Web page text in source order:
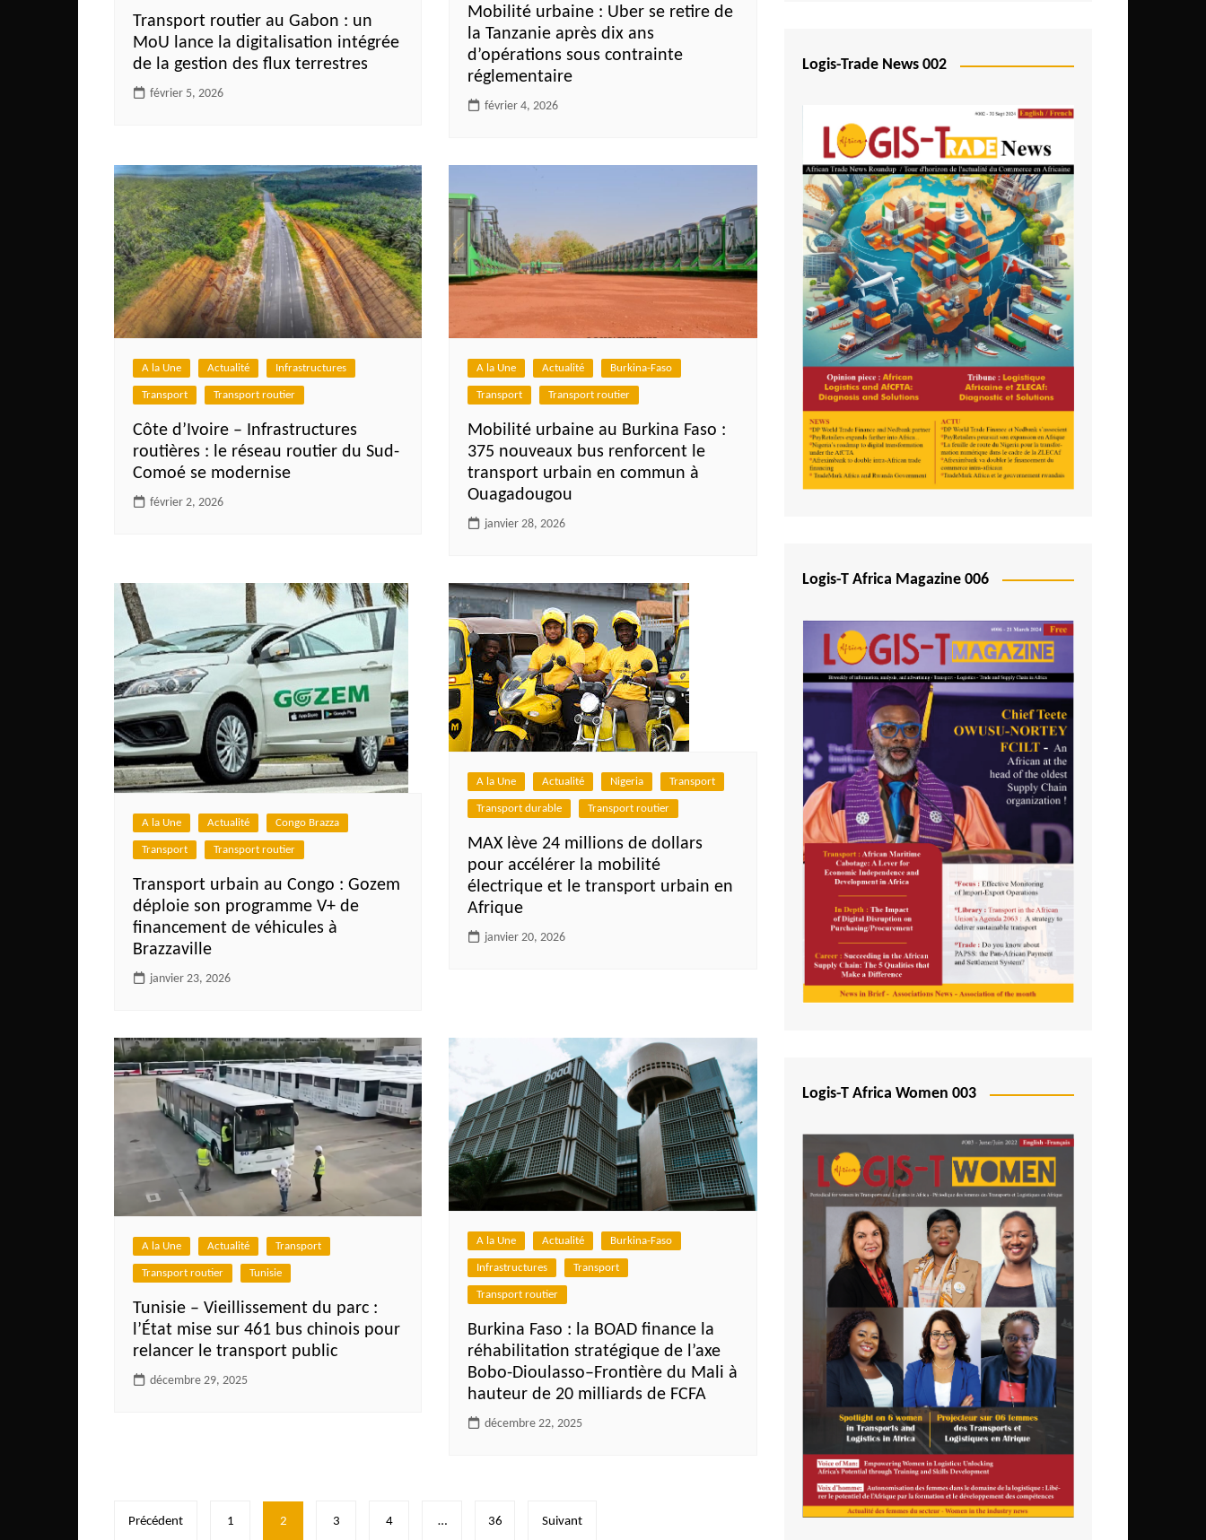
Mauritanie
Mozambique
Ouganda
Rwanda
Tchad
Togo
Tunisie
République Démocratique du
São Tomé et Príncipe
Sierra Leone
Soudan
Transport routier au Gabon : un
MoU lance la digitalisation intégrée
de la gestion des flux terrestres
février 5, 2026
Mobilité urbaine : Uber se retire de
la Tanzanie après dix ans
d’opérations sous contrainte
réglementaire
février 4, 2026
A la Une Actualité Infrastructures
Transport Transport routier
Côte d’Ivoire – Infrastructures
routières : le réseau routier du Sud-
Comoé se modernise
février 2, 2026
A la Une Actualité Burkina-Faso
Transport Transport routier
Mobilité urbaine au Burkina Faso :
375 nouveaux bus renforcent le
transport urbain en commun à
Ouagadougou
janvier 28, 2026
A la Une Actualité Congo Brazza
Transport Transport routier
Transport urbain au Congo : Gozem
déploie son programme V+ de
financement de véhicules à
Brazzaville
janvier 23, 2026
A la Une Actualité Nigeria Transport
Transport durable Transport routier
MAX lève 24 millions de dollars
pour accélérer la mobilité
électrique et le transport urbain en
Afrique
janvier 20, 2026
A la Une Actualité Transport
Transport routier Tunisie
Tunisie – Vieillissement du parc :
l’État mise sur 461 bus chinois pour
relancer le transport public
décembre 29, 2025
A la Une Actualité Burkina-Faso
Infrastructures Transport
Transport routier
Burkina Faso : la BOAD finance la
réhabilitation stratégique de l’axe
Bobo-Dioulasso–Frontière du Mali à
hauteur de 20 milliards de FCFA
décembre 22, 2025
Pagination
Précédent 1 2 3 4 … 36 Suivant
Logis-Trade News 002
Logis-T Africa Magazine 006
Logis-T Africa Women 003